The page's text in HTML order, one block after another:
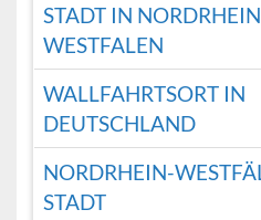
STADT IN
WESTFALEN
WALLFAHRTSORT IN
DEUTSCHLAND
NORDRHEIN-
STADT